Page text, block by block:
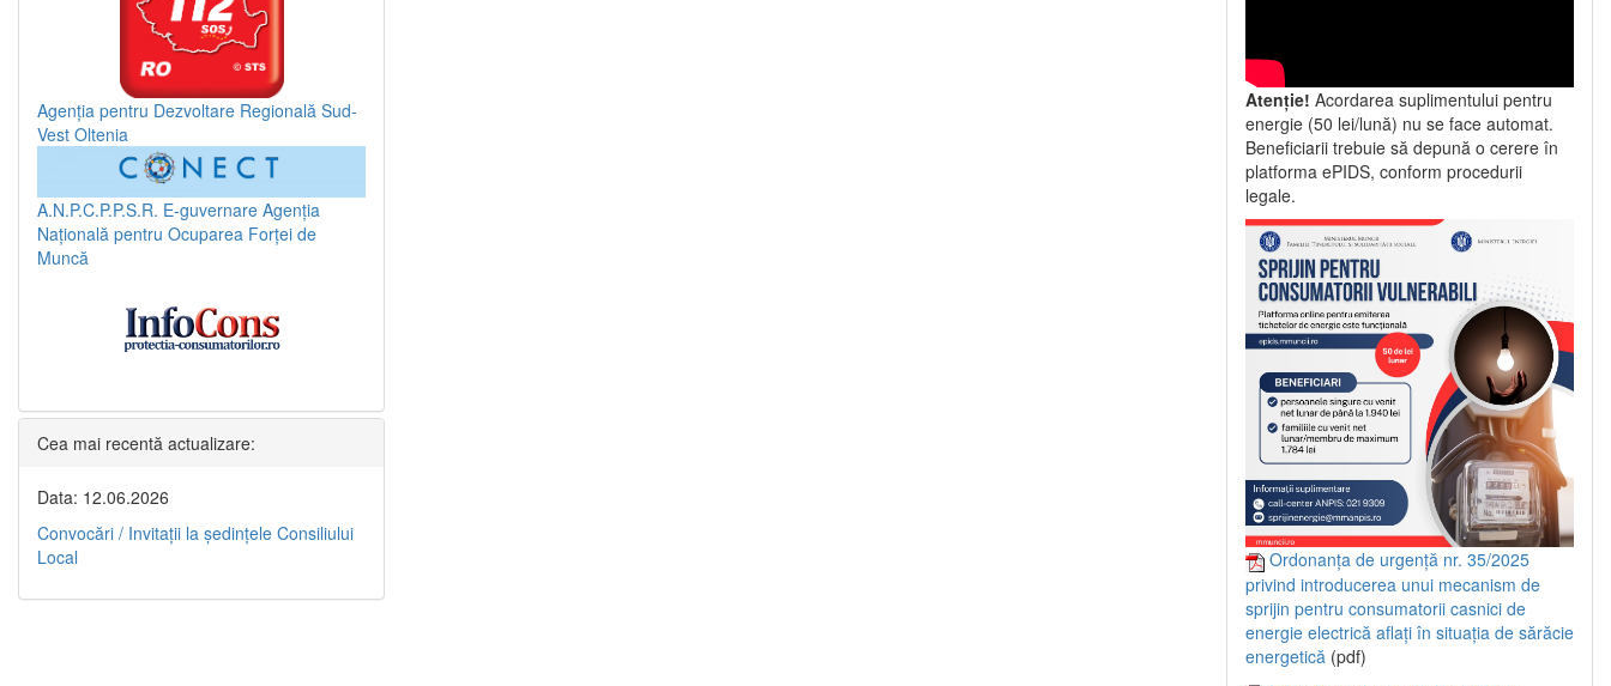
Agenția pentru Dezvoltare Regională Sud-
Vest Oltenia
A.N.P.C.P.P.S.R. E-guvernare Agenția
Națională pentru Ocuparea Forței de
Muncă
Cea mai recentă actualizare:
Data: 12.06.2026
Convocări / Invitaţii la şedinţele Consiliului
Local
Atenție! Acordarea suplimentului pentru
energie (50 lei/lună) nu se face automat.
Beneficiarii trebuie să depună o cerere în
platforma ePIDS, conform procedurii
legale.
Ordonanța de urgență nr. 35/2025
privind introducerea unui mecanism de
sprijin pentru consumatorii casnici de
energie electrică aflați în situația de sărăcie
energetică (pdf)